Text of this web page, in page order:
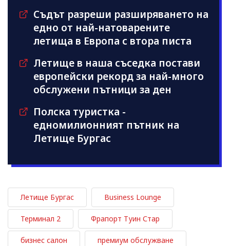
Съдът разреши разширяването на
едно от най-натоварените
летища в Европа с втора писта
Летище в наша съседка постави
европейски рекорд за най-много
обслужени пътници за ден
Полска туристка -
едномилионният пътник на
Летище Бургас
Летище Бургас Business Lounge
Терминал 2 Фрапорт Туин Стар
бизнес салон премиум обслужване